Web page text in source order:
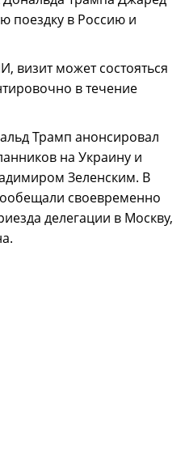
поездку в Россию и
визит может состояться
в течение
Трамп анонсировал
на Украину и
Зеленским. В
своевременно
делегации в Москву,